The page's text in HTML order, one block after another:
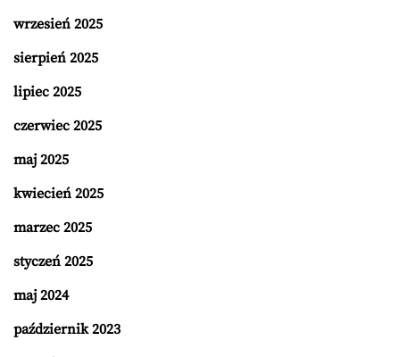
wrzesień 2025
sierpień 2025
lipiec 2025
czerwiec 2025
maj 2025
kwiecień 2025
marzec 2025
styczeń 2025
maj 2024
październik 2023